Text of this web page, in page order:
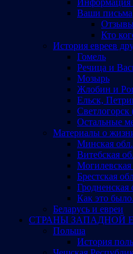
Ваши письма
Кто
История евреев
Гомель
Речица и
Мозырь
Жлобин и
Ельск,
Остальные
Материалы о
Минская обл.
Витебская
Могилевская
Брестская
Гродненская
Как это
Беларусь и евреи
СТРАНЫ ЗАПАДНОЙ
Польша
История